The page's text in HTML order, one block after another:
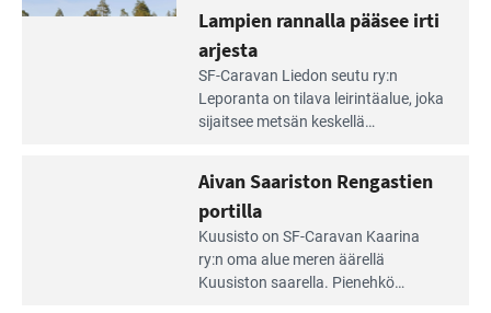
Lampien rannalla pääsee irti
arjesta
SF-Caravan Liedon seutu ry:n
Leporanta on tilava leirintäalue, joka
sijaitsee metsän kes­kellä
tarjoaa ympäris­töineen kauniit
maisemat ja loistavat virkistäytymis­
mahdollisuudet.
Aivan Saariston Rengastien
portilla
Kuusisto on SF-Caravan Kaarina
ry:n oma alue meren äärellä
Kuusiston saarella. Pie­nehkö